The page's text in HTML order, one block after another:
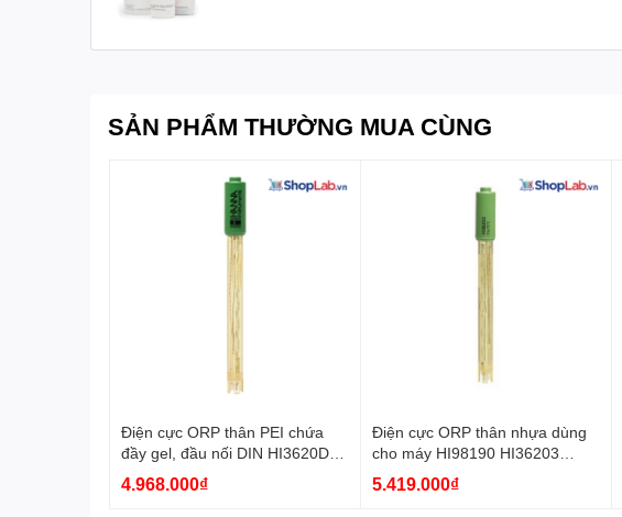
SẢN PHẨM THƯỜNG MUA CÙNG
Điện cực ORP thân PEI chứa
đầy gel, đầu nối DIN HI3620D
Hanna
4.968.000₫
Điện cực ORP thân nhựa dùng
cho máy HI98190 HI36203
Hanna
5.419.000₫